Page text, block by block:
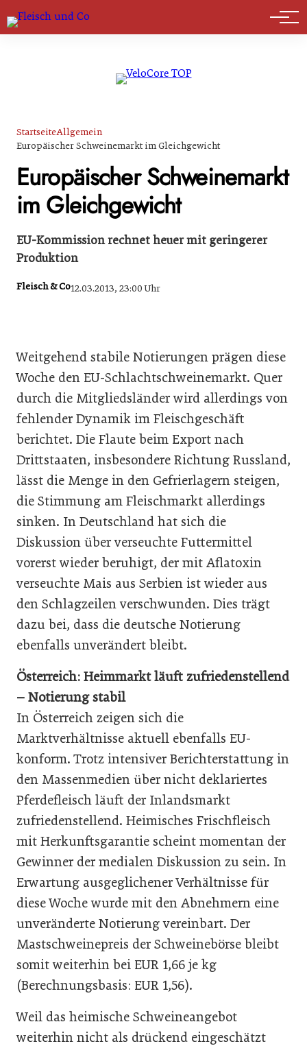
Marktführer
StartseiteAllgemein
Europäischer Schweinemarkt im Gleichgewicht
Europäischer Schweinemarkt
im Gleichgewicht
EU-Kommission rechnet heuer mit geringerer
Produktion
Fleisch & Co12.03.2013, 23:00 Uhr
Weitgehend stabile Notierungen prägen diese
Woche den EU-Schlachtschweinemarkt. Quer
durch die Mitgliedsländer wird allerdings von
fehlender Dynamik im Fleischgeschäft
berichtet. Die Flaute beim Export nach
Drittstaaten, insbesondere Richtung Russland,
lässt die Menge in den Gefrierlagern steigen,
die Stimmung am Fleischmarkt allerdings
sinken. In Deutschland hat sich die
Diskussion über verseuchte Futtermittel
vorerst wieder beruhigt, der mit Aflatoxin
verseuchte Mais aus Serbien ist wieder aus
den Schlagzeilen verschwunden. Dies trägt
dazu bei, dass die deutsche Notierung
ebenfalls unverändert bleibt.
Österreich: Heimmarkt läuft zufriedenstellend
– Notierung stabil
In Österreich zeigen sich die
Marktverhältnisse aktuell ebenfalls EU-
konform. Trotz intensiver Berichterstattung in
den Massenmedien über nicht deklariertes
Pferdefleisch läuft der Inlandsmarkt
zufriedenstellend. Heimisches Frischfleisch
mit Herkunftsgarantie scheint momentan der
Gewinner der medialen Diskussion zu sein. In
Erwartung ausgeglichener Verhältnisse für
diese Woche wurde mit den Abnehmern eine
unveränderte Notierung vereinbart. Der
Mastschweinepreis der Schweinebörse bleibt
somit weiterhin bei EUR 1,66 je kg
(Berechnungsbasis: EUR 1,56).
Weil das heimische Schweineangebot
weiterhin nicht als drückend eingeschätzt